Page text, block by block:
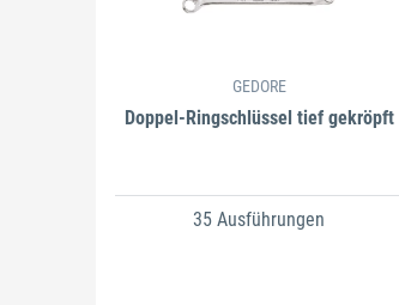
GEDORE
Doppel-Ringschlüssel tief gekröpft
35 Ausführungen